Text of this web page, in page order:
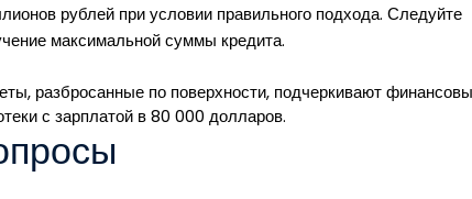
рублей при условии правильного подхода. Следуйте
максимальной суммы кредита.